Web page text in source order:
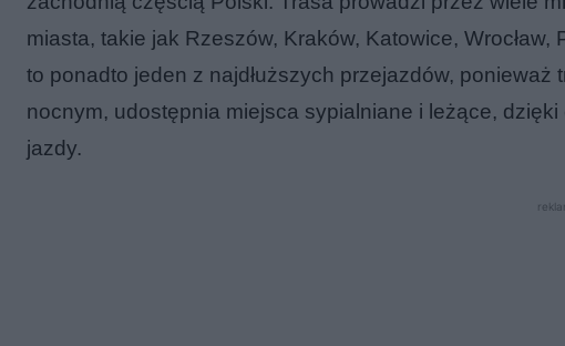
miasta, takie jak Rzeszów, Kraków, Katowice,
to ponadto jeden z najdłuższych przejazdów,
nocnym, udostępnia miejsca sypialniane i leżące,
jazdy.